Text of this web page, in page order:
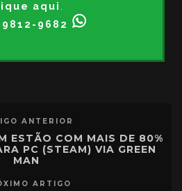
aqui .
9682
ANTERIOR
ESTÃO COM MAIS DE 80%
PC (STEAM) VIA GREEN
MAN
ARTIGO